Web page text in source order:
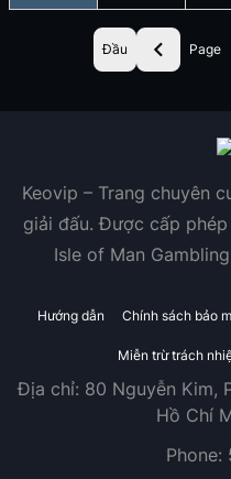
Đầu Page
Keovip – Trang chuyên
giải đấu. Được cấp
Isle of Man
Hướng dẫn Chính sách bảo
Miễn trừ trách
Địa chỉ: 80 Nguyễn Kim,
Hồ Chí
Phone: